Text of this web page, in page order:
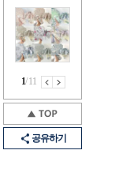
1/11
공유하기